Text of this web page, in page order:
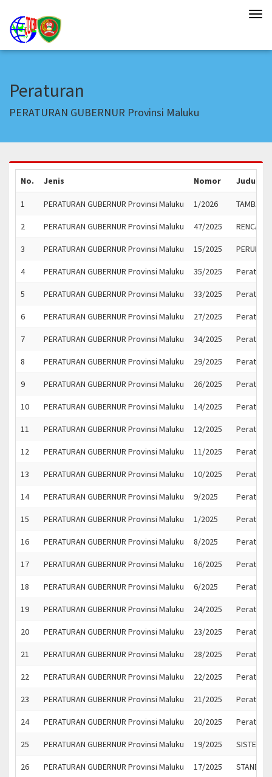
Peraturan
PERATURAN GUBERNUR Provinsi Maluku
No. Jenis Nomor Judul
1 PERATURAN GUBERNUR Provinsi Maluku 1/2026
2 PERATURAN GUBERNUR Provinsi Maluku 47/2025
3 PERATURAN GUBERNUR Provinsi Maluku 15/2025
4 PERATURAN GUBERNUR Provinsi Maluku 35/2025 Peraturan
5 PERATURAN GUBERNUR Provinsi Maluku 33/2025 Peraturan
6 PERATURAN GUBERNUR Provinsi Maluku 27/2025 Peraturan
7 PERATURAN GUBERNUR Provinsi Maluku 34/2025 Peraturan
8 PERATURAN GUBERNUR Provinsi Maluku 29/2025 Peraturan
9 PERATURAN GUBERNUR Provinsi Maluku 26/2025 Peraturan
10 PERATURAN GUBERNUR Provinsi Maluku 14/2025 Peraturan
11 PERATURAN GUBERNUR Provinsi Maluku 12/2025 Peraturan
12 PERATURAN GUBERNUR Provinsi Maluku 11/2025 Peraturan
13 PERATURAN GUBERNUR Provinsi Maluku 10/2025 Peraturan
14 PERATURAN GUBERNUR Provinsi Maluku 9/2025 Peraturan
15 PERATURAN GUBERNUR Provinsi Maluku 1/2025 Peraturan
16 PERATURAN GUBERNUR Provinsi Maluku 8/2025 Peraturan
17 PERATURAN GUBERNUR Provinsi Maluku 16/2025 Peraturan
18 PERATURAN GUBERNUR Provinsi Maluku 6/2025 Peraturan
19 PERATURAN GUBERNUR Provinsi Maluku 24/2025 Peraturan
20 PERATURAN GUBERNUR Provinsi Maluku 23/2025 Peraturan
21 PERATURAN GUBERNUR Provinsi Maluku 28/2025 Peraturan
22 PERATURAN GUBERNUR Provinsi Maluku 22/2025 Peraturan
23 PERATURAN GUBERNUR Provinsi Maluku 21/2025 Peraturan
24 PERATURAN GUBERNUR Provinsi Maluku 20/2025 Peraturan
25 PERATURAN GUBERNUR Provinsi Maluku 19/2025 SISTEM
26 PERATURAN GUBERNUR Provinsi Maluku 17/2025